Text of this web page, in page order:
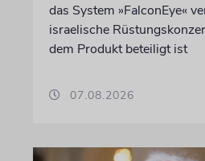
das System »FalconEye«
israelische
dem Produkt beteiligt ist
07.08.2026